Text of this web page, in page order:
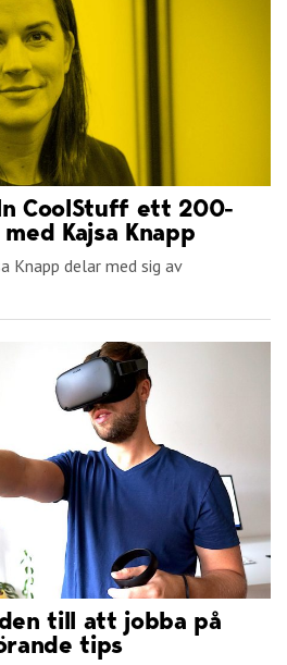
CoolStuff ett 200-
Kajsa Knapp
Knapp delar med sig av
till att jobba på
tips